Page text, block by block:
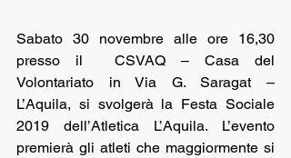
Sabato 30 novembre alle ore 16,30
presso il  CSVAQ – Casa del
Volontariato in Via G. Saragat –
L’Aquila, si svolgerà la Festa Sociale
2019 dell’Atletica L’Aquila. L’evento
premierà gli atleti che maggiormente si